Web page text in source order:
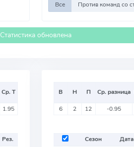
Все
Статистика обновлена
Ср. Т
1.95
Рез.
В Н П Ср. разница
6 2 12 -0.95
Сезон Дата